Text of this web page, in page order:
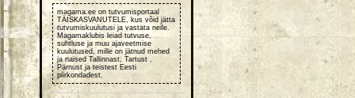
magama.ee on tutvumisportaal
TÄISKASVANUTELE, kus võid jätta
tutvumiskuulutusi ja vastata neile.
Magamaklubis leiad tutvuse,
suhtluse ja muu ajaveetmise
kuulutused, mille on jätnud mehed
ja naised Tallinnast, Tartust ,
Pärnust ja teistest Eesti
piirkondadest.